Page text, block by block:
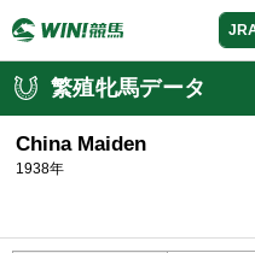
繁殖牝馬データ
China Maiden
1938年